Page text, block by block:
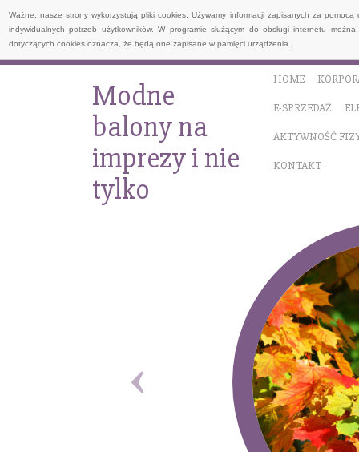
Ważne: nasze strony wykorzystują pliki cookies. Używamy informacji zapisanych za
indywidualnych potrzeb użytkowników. W programie służącym do obsługi internetu
dotyczących cookies oznacza, że będą one zapisane w pamięci urządzenia.
HOME
E-SPRZEDAŻ
AKTYWNOŚĆ
KONTAKT
Modne
balony na
imprezy i nie
tylko